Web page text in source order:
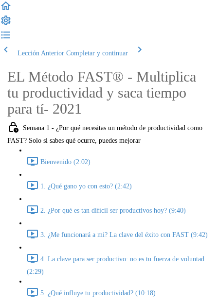
Lección Anterior Completar y continuar
EL Método FAST® - Multiplica
tu productividad y saca tiempo
para tí- 2021
Semana 1 - ¿Por qué necesitas un método de productividad como
FAST? Solo si sabes qué ocurre, puedes mejorar
Bienvenido (2:02)
1. ¿Qué gano yo con esto? (2:42)
2. ¿Por qué es tan difícil ser productivos hoy? (9:40)
3. ¿Me funcionará a mi? La clave del éxito con FAST (9:42)
4. La clave para ser productivo: no es tu fuerza de voluntad
(2:29)
5. ¿Qué influye tu productividad? (10:18)